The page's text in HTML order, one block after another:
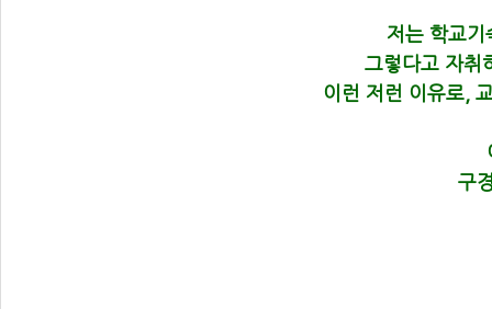
저는 학교
그렇다고 자취
이런 저런 이유로,
구